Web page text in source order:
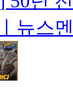
뉴스